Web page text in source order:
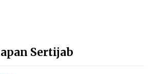
Sertijab